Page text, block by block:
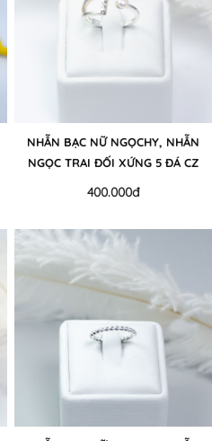
NHẪN BẠC NỮ NGỌCHY, NHẪN
NGỌC TRAI ĐỐI XỨNG 5 ĐÁ CZ
400.000đ